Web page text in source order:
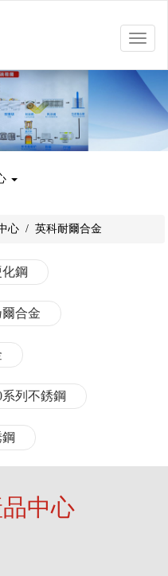
Toggle
心 /英科耐爾合金
鋼
爾合金
系列不銹鋼
中心